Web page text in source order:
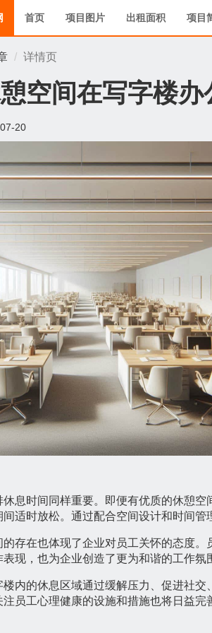
首页 项目图片 出租面积 项目
详情页
空间在写字楼
20
休息时间同样重要。即便有优质的休憩
适时放松。通过配合空间设计和时间
存在也体现了企业对员工关怀的态度
现，也为企业创造了更为和谐的工作氛
内的休息区域通过缓解压力、促进社
员工心理健康的设施和措施也将日益